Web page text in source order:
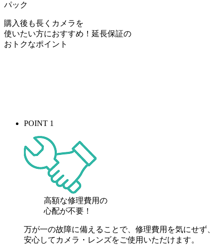
パック
購入後も長くカメラを
使いたい方におすすめ！ 延長保証の
おトクなポイント
POINT 1
高額な修理費用の
心配が不要！
万が一の故障に備えることで、修理費用を気にせず、
安心してカメラ・レンズをご使用いただけます。